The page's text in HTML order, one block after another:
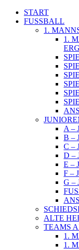
START
FUSSBALL
1.
1.
A –
B –
C –
D –
E –
F –
G –
ALTE
TEAMS
1.
1.